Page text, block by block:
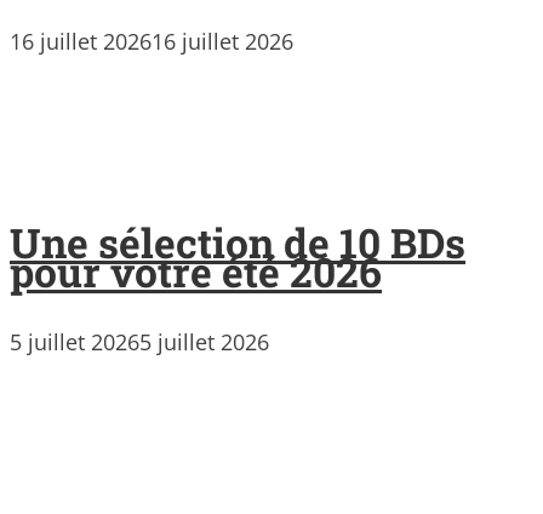
16 juillet 202616 juillet 2026
Une sélection de 10 BDs
pour votre été 2026
5 juillet 20265 juillet 2026